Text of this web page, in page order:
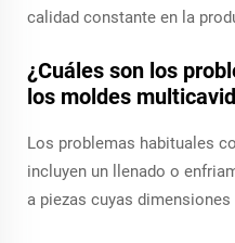
calidad constante en la
¿Cuáles son los
los moldes
Los problemas habituales
incluyen un llenado o
a piezas cuyas